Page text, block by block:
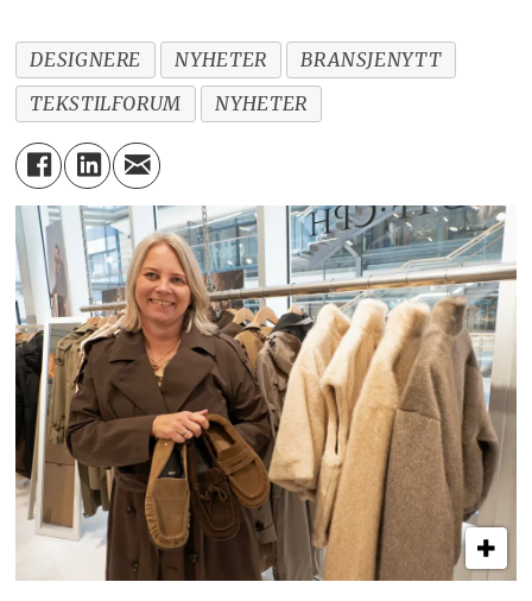
DESIGNERE NYHETER
BRANSJENYTT
TEKSTILFORUM
NYHETER